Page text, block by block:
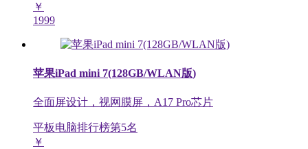
￥
1999
苹果iPad mini 7(128GB/WLAN版)
全面屏设计，视网膜屏，A17 Pro芯片
平板电脑排行榜第5名
￥